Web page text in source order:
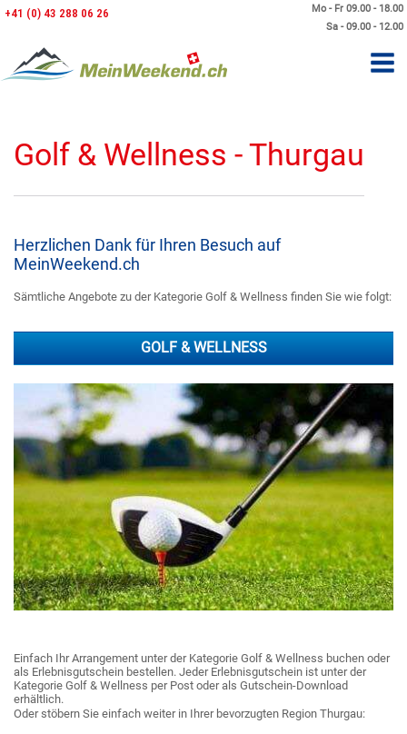
Mo - Fr 09.00 - 18.00
Sa - 09.00 - 12.00
+41 (0) 43 288 06 26
Golf & Wellness - Thurgau
Herzlichen Dank für Ihren Besuch auf
MeinWeekend.ch
Sämtliche Angebote zu der Kategorie Golf & Wellness finden Sie wie folgt:
GOLF & WELLNESS
Einfach Ihr Arrangement unter der Kategorie Golf & Wellness buchen oder
als Erlebnisgutschein bestellen. Jeder Erlebnisgutschein ist unter der
Kategorie Golf & Wellness per Post oder als Gutschein-Download
erhältlich.
Oder stöbern Sie einfach weiter in Ihrer bevorzugten Region Thurgau: